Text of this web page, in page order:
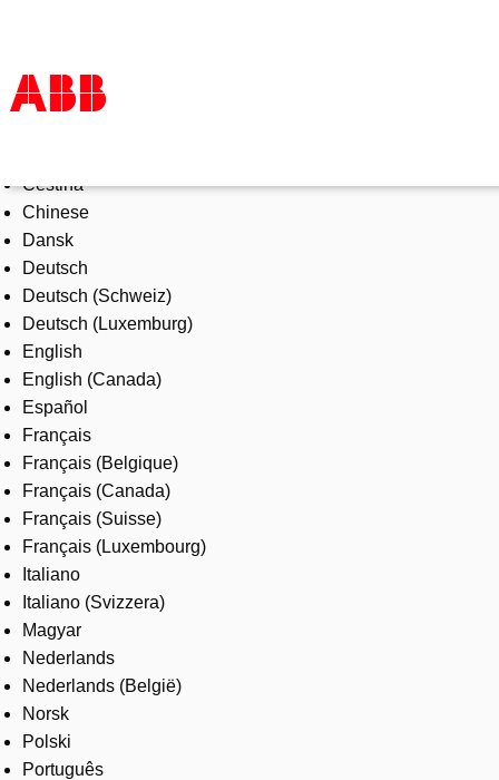
Products & Solutions
Industries
Services
About us
Where to buy
Contact us
Careers
Čeština
Chinese
Dansk
Deutsch
Deutsch (Schweiz)
Deutsch (Luxemburg)
English
English (Canada)
Español
Français
Français (Belgique)
Français (Canada)
Français (Suisse)
Français (Luxembourg)
Italiano
Italiano (Svizzera)
Magyar
Nederlands
Nederlands (België)
Norsk
Polski
Português